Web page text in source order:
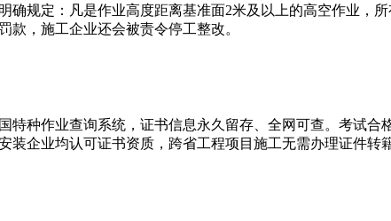
确规定：凡是作业高度距离基准面2米及以上的高空作业，
款，施工企业还会被责令停工整改。
特种作业查询系统，证书信息永久留存、全网可查。考试
企业均认可证书资质，跨省工程项目施工无需办理证件转